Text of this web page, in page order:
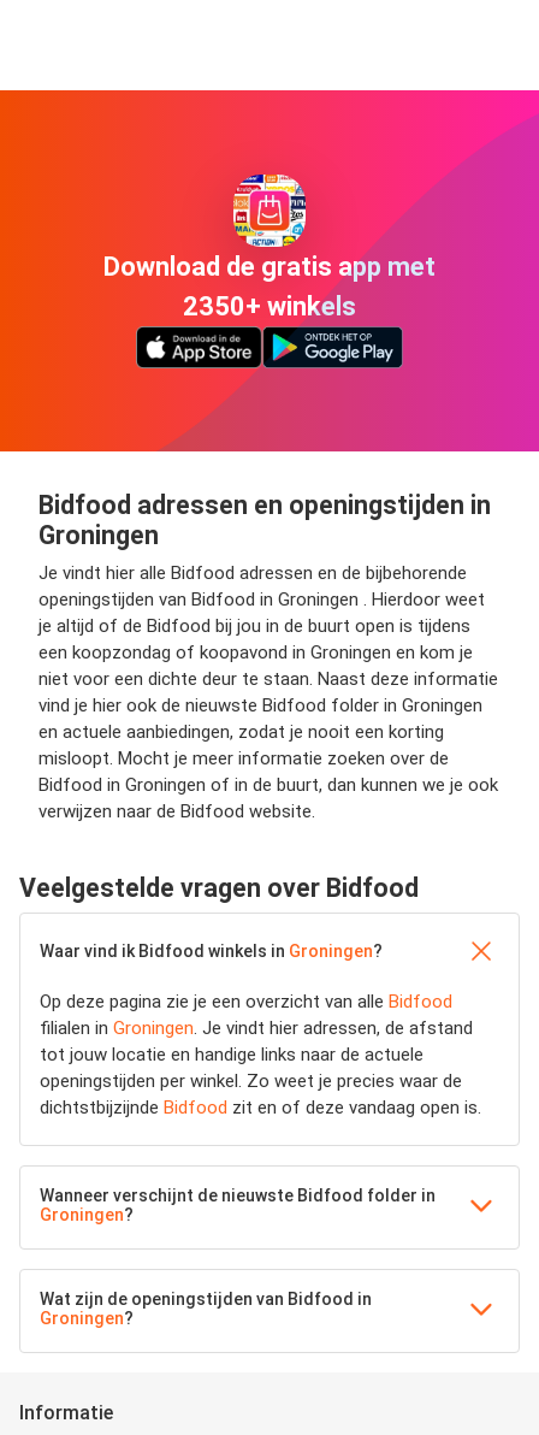
Download de gratis app met
2350+ winkels
Bidfood adressen en openingstijden in
Groningen
Je vindt hier alle Bidfood adressen en de bijbehorende
openingstijden van Bidfood in Groningen . Hierdoor weet
je altijd of de Bidfood bij jou in de buurt open is tijdens
een koopzondag of koopavond in Groningen en kom je
niet voor een dichte deur te staan. Naast deze informatie
vind je hier ook de nieuwste Bidfood folder in Groningen
en actuele aanbiedingen, zodat je nooit een korting
misloopt. Mocht je meer informatie zoeken over de
Bidfood in Groningen of in de buurt, dan kunnen we je ook
verwijzen naar de Bidfood website.
Veelgestelde vragen over Bidfood
Waar vind ik Bidfood winkels in Groningen?
Op deze pagina zie je een overzicht van alle Bidfood
filialen in Groningen. Je vindt hier adressen, de afstand
tot jouw locatie en handige links naar de actuele
openingstijden per winkel. Zo weet je precies waar de
dichtstbijzijnde Bidfood zit en of deze vandaag open is.
Wanneer verschijnt de nieuwste Bidfood folder in
Groningen?
Wat zijn de openingstijden van Bidfood in
Groningen?
Informatie